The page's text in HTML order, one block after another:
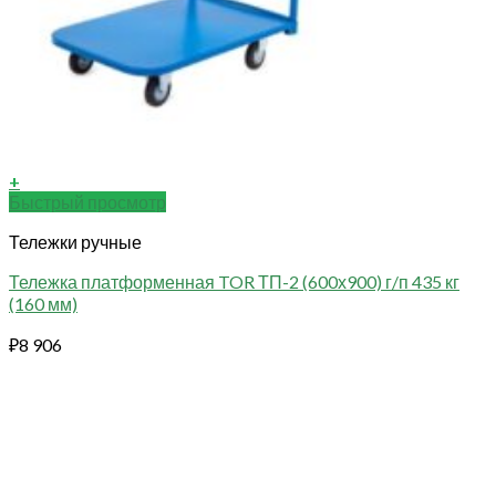
+
Быстрый просмотр
Тележки ручные
Тележка платформенная TOR ТП-2 (600х900) г/п 435 кг
(160 мм)
₽8 906